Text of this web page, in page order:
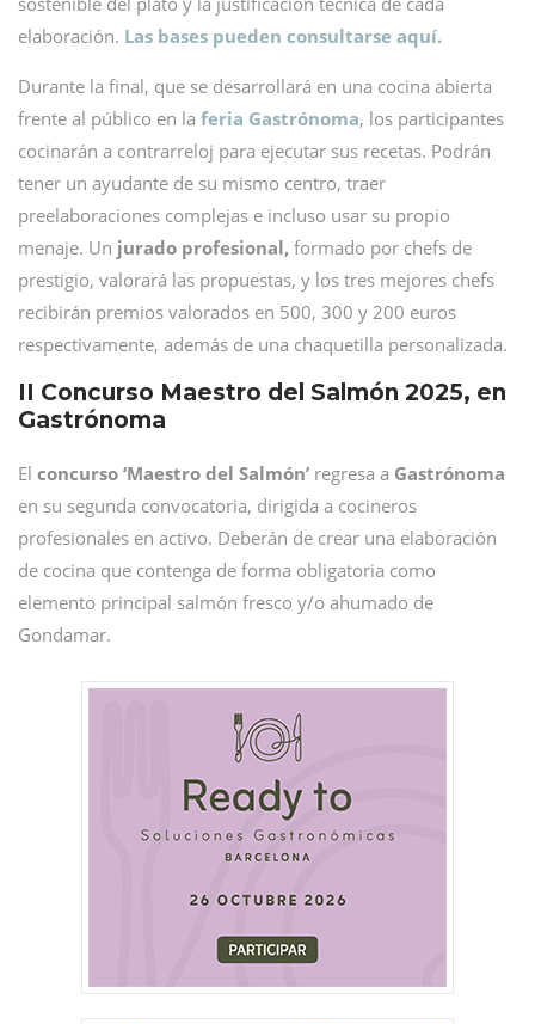
elaboración. Las bases pueden consultarse aquí.
Durante la final, que se desarrollará en una cocina abierta
frente al público en la feria Gastrónoma, los participantes
cocinarán a contrarreloj para ejecutar sus recetas. Podrán
tener un ayudante de su mismo centro, traer
preelaboraciones complejas e incluso usar su propio
menaje. Un jurado profesional, formado por chefs de
prestigio, valorará las propuestas, y los tres mejores chefs
recibirán premios valorados en 500, 300 y 200 euros
respectivamente, además de una chaquetilla personalizada.
II Concurso Maestro del Salmón 2025, en
Gastrónoma
El concurso ‘Maestro del Salmón’ regresa a Gastrónoma
en su segunda convocatoria, dirigida a cocineros
profesionales en activo. Deberán de crear una elaboración
de cocina que contenga de forma obligatoria como
elemento principal salmón fresco y/o ahumado de
Gondamar.